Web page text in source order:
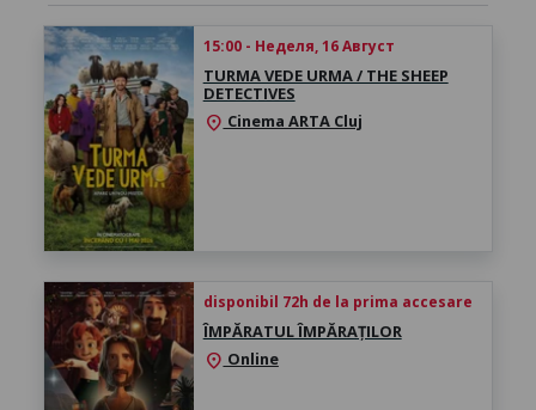
15:00 - Неделя, 16 Август
TURMA VEDE URMA / THE SHEEP
DETECTIVES
location_on Cinema ARTA Cluj
disponibil 72h de la prima accesare
ÎMPĂRATUL ÎMPĂRAȚILOR
location_on Online